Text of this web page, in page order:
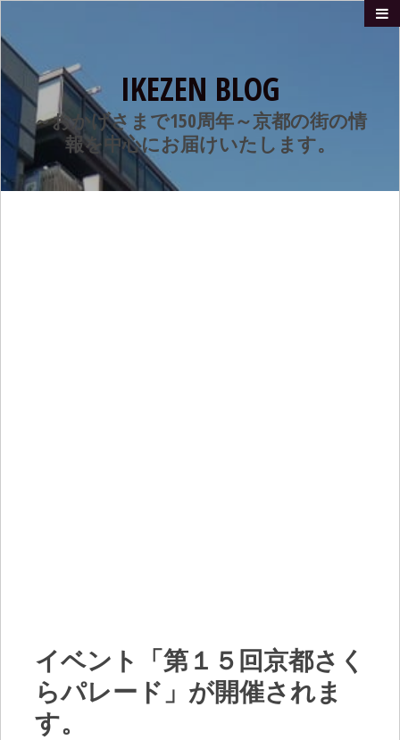
IKEZEN BLOG
～おかげさまで150周年～京都の街の情
報を中心にお届けいたします。
イベント「第１５回京都さく
らパレード」が開催されま
す。